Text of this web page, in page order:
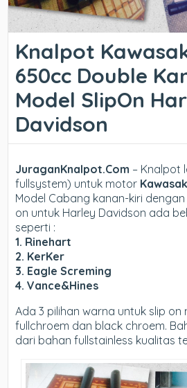
Knalpot
650cc Double
Model SlipOn
Davidson
JuraganKnalpot.Com – Knalpot
fullsystem) untuk motor
Model Cabang kanan-kiri
on untuk Harley Davidson ada
seperti :
1. Rinehart
2. KerKer
3. Eagle Screming
4. Vance&Hines
Ada 3 pilihan warna untuk slip on
fullchroem dan black chroem.
dari bahan fullstainless kualitas